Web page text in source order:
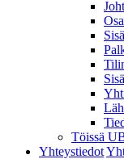
Töissä
Yhteystiedot